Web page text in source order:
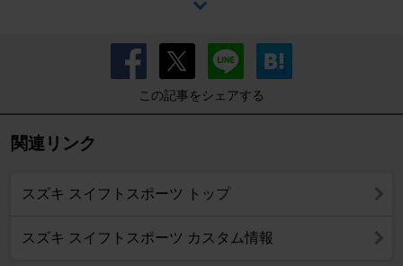
この記事をシェアする
関連リンク
スズキ スイフトスポーツ トップ
スズキ スイフトスポーツ カスタム情報